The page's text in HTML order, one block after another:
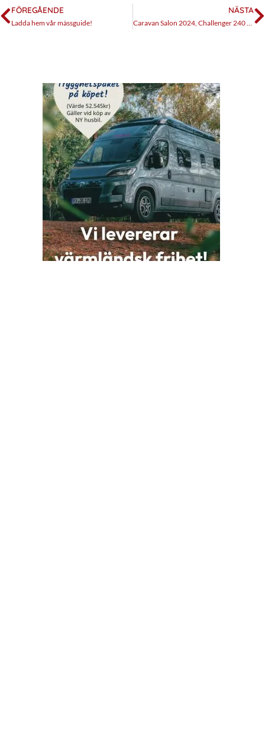
FÖREGÅENDE
Ladda hem vår mässguide!
NÄSTA
Caravan Salon 2024, Challenger 240 Etape Edition